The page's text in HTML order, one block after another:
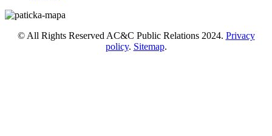
© All Rights Reserved AC&C Public Relations 2024. Privacy
policy. Sitemap.